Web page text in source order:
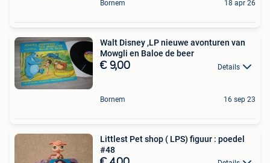
Bornem 18 apr 26
Walt Disney ,LP nieuwe avonturen van
Mowgli en Baloe de beer
€ 9,00 Details
Bornem 16 sep 23
Littlest Pet shop ( LPS) figuur : poedel
#48